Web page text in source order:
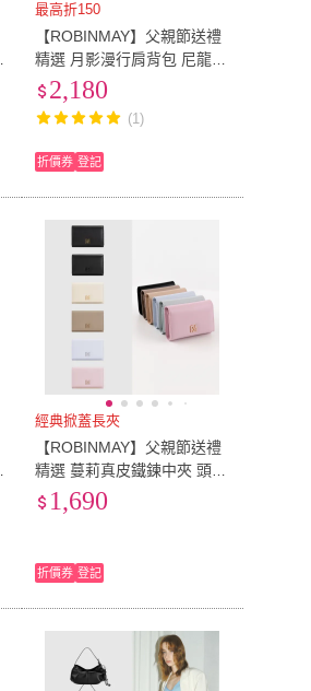
最高折150
【ROBINMAY】父親節送禮
精選 月影漫行肩背包 尼龍版
(拉鍊封口/多色任選/女包)
2,180
(1)
折價券 登記
經典掀蓋長夾
【ROBINMAY】父親節送禮
精選 蔓莉真皮鐵鍊中夾 頭層
皮(壓扣封口/多色任選/女夾)
1,690
折價券 登記